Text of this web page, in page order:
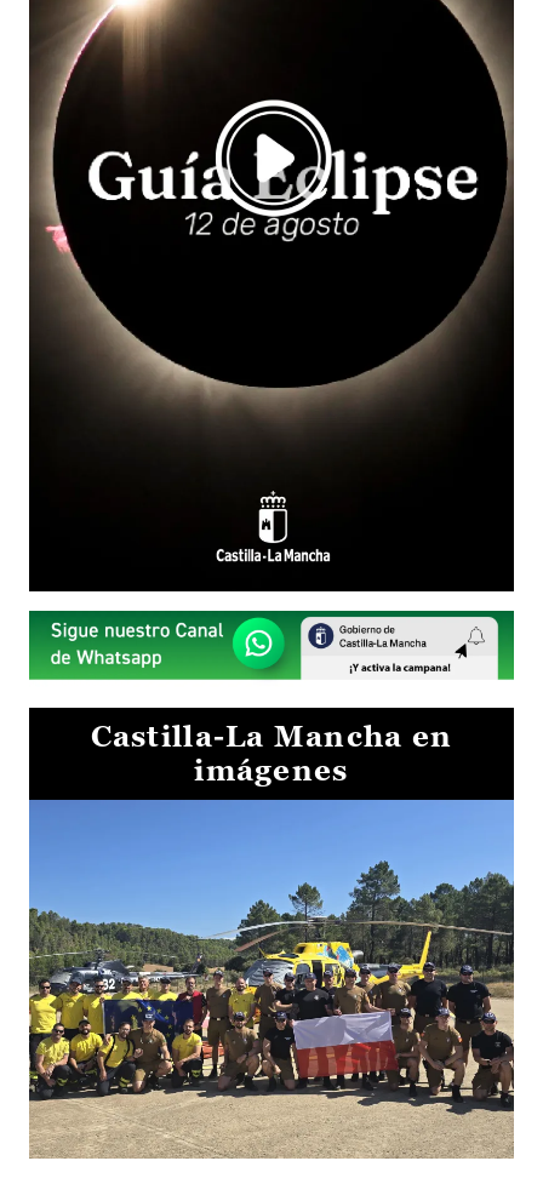
Castilla-La Mancha en
imágenes